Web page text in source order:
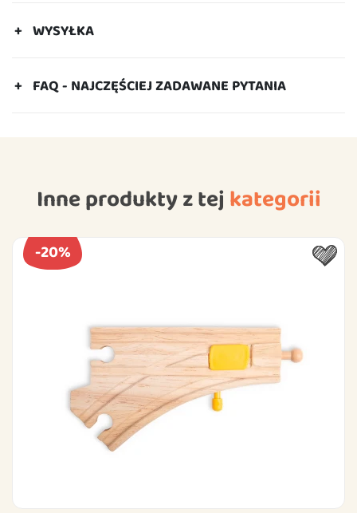
WYSYŁKA
FAQ - NAJCZĘŚCIEJ ZADAWANE PYTANIA
Inne produkty z tej kategorii
-20%